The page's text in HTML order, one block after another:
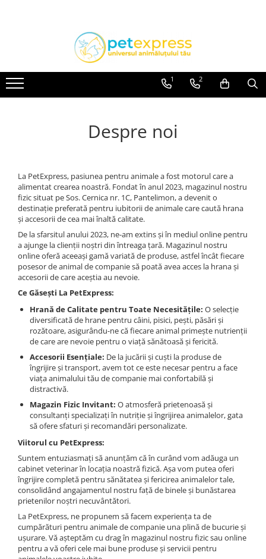
Hamuri
Lese
Plicuri
HRANA USCATA
INGRIJIRE
JUCARII
RECOMPENSE
VITAMINE & SUPLIMENTE
Hamuri
Dieta
NISIP & ASTERNUT IGIENIC
RECOMPENSE
SUPLIMENTE
PASARI EXOTICE
1 2
Despre noi
La PetExpress, pasiunea pentru animale a fost motorul care a
alimentat crearea noastră. Fondat în anul 2023, magazinul nostru
fizic situat pe Sos. Cernica nr. 1C, Pantelimon, a devenit o
destinație preferată pentru iubitorii de animale care caută hrana
și accesorii de cea mai înaltă calitate.
De la sfarsitul anului 2023, ne-am extins și în mediul online pentru
a ajunge la clienții noștri din întreaga țară. Magazinul nostru
online oferă aceeași gamă variată de produse, astfel încât fiecare
posesor de animal de companie să poată avea acces la hrana și
accesorii de care aceștia au nevoie.
Ce Găsești La PetExpress:
Hrană de Calitate pentru Toate Necesitățile: O selecție
diversificată de hrane pentru câini, pisici, pești, păsări și
rozătoare, asigurându-ne că fiecare animal primește nutrienții
de care are nevoie pentru o viață sănătoasă și fericită.
Accesorii Esențiale: De la jucării și cuști la produse de
îngrijire și transport, avem tot ce este necesar pentru a face
viața animalului tău de companie mai confortabilă și
distractivă.
Magazin Fizic Invitant: O atmosferă prietenoasă și
consultanți specializați în nutriție și îngrijirea animalelor, gata
să ofere sfaturi și recomandări personalizate.
Viitorul cu PetExpress:
Suntem entuziasmați să anunțăm că în curând vom adăuga un
cabinet veterinar în locația noastră fizică. Așa vom putea oferi
îngrijire completă pentru sănătatea și fericirea animalelor tale,
consolidând angajamentul nostru față de binele și bunăstarea
prietenilor noștri necuvântători.
La PetExpress, ne propunem să facem experiența ta de
cumpărături pentru animale de companie una plină de bucurie și
ușurare. Vă așteptăm cu drag în magazinul nostru fizic sau online
pentru a vă oferi cele mai bune produse și servicii pentru